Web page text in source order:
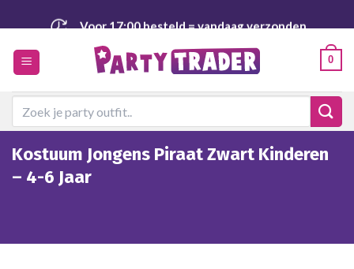
naar
inhoud
Voor 17:00 besteld = vandaag verzonden
Veiligen achteraf betalen 0
Kostuum Jongens Piraat Zwart Kinderen
– 4-6 Jaar